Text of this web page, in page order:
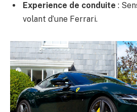
Experience de conduite :
volant d’une Ferrari.